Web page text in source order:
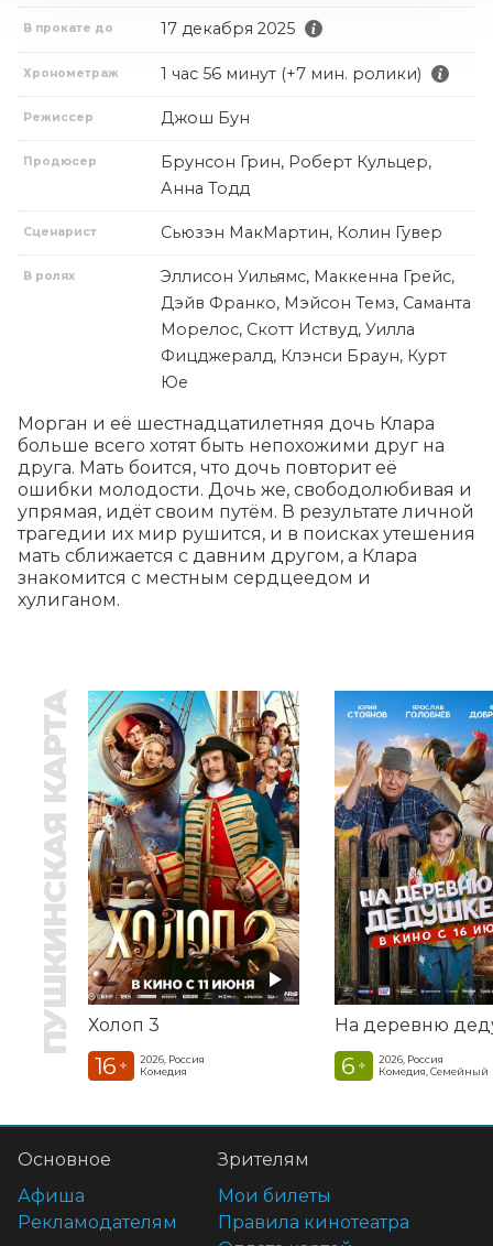
В прокате до 17 декабря 2025
Хронометраж 1 час 56 минут (+7 мин. ролики)
Режиссер Джош Бун
Продюсер
Брунсон Грин, Роберт Кульцер,
Анна Тодд
Сценарист Сьюзэн МакМартин, Колин Гувер
В ролях
Эллисон Уильямс, Маккенна Грейс,
Дэйв Франко, Мэйсон Темз, Саманта
Морелос, Скотт Иствуд, Уилла
Фицджералд, Клэнси Браун, Курт
Юе
Морган и её шестнадцатилетняя дочь Клара
больше всего хотят быть непохожими друг на
друга. Мать боится, что дочь повторит её
ошибки молодости. Дочь же, свободолюбивая и
упрямая, идёт своим путём. В результате личной
трагедии их мир рушится, и в поисках утешения
мать сближается с давним другом, а Клара
знакомится с местным сердцеедом и
хулиганом.
ПУШКИНСКАЯ КАРТА Холоп 3
16 +
2026, Россия
Комедия
6 +
2026, Россия
Комедия, Семейный
Основное
Афиша
Рекламодателям
Зрителям
Мои билеты
Правила кинотеатра